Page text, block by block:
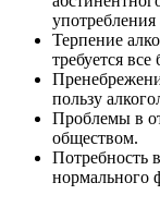
употребления
Терпение
требуется
пользу
Проблемы в
обществом.
Потребность
нормального